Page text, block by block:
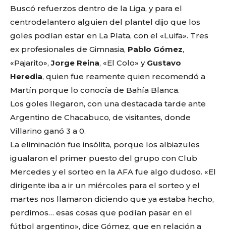
Buscó refuerzos dentro de la Liga, y para el
centrodelantero alguien del plantel dijo que los
goles podían estar en La Plata, con el «Luifa». Tres
ex profesionales de Gimnasia, Pablo Gómez,
«Pajarito»,Jorge Reina, «El Colo» y Gustavo
Heredia, quien fue reamente quien recomendó a
Martín porque lo conocía de Bahía Blanca.
Los goles llegaron, con una destacada tarde ante
Argentino de Chacabuco, de visitantes, donde
Villarino ganó 3 a 0.
La eliminación fue insólita, porque los albiazules
igualaron el primer puesto del grupo con Club
Mercedes y el sorteo en la AFA fue algo dudoso. «El
dirigente iba a ir un miércoles para el sorteo y el
martes nos llamaron diciendo que ya estaba hecho,
perdimos… esas cosas que podían pasar en el
fútbol argentino», dice Gómez, que en relación a